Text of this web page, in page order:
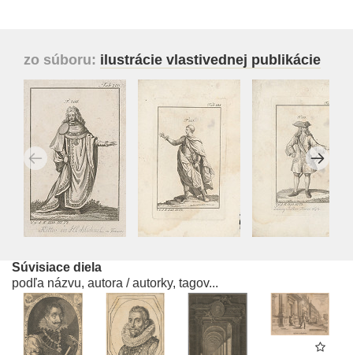
zo súboru: ilustrácie vlastivednej publikácie
Súvisiace diela
podľa názvu, autora / autorky, tagov...